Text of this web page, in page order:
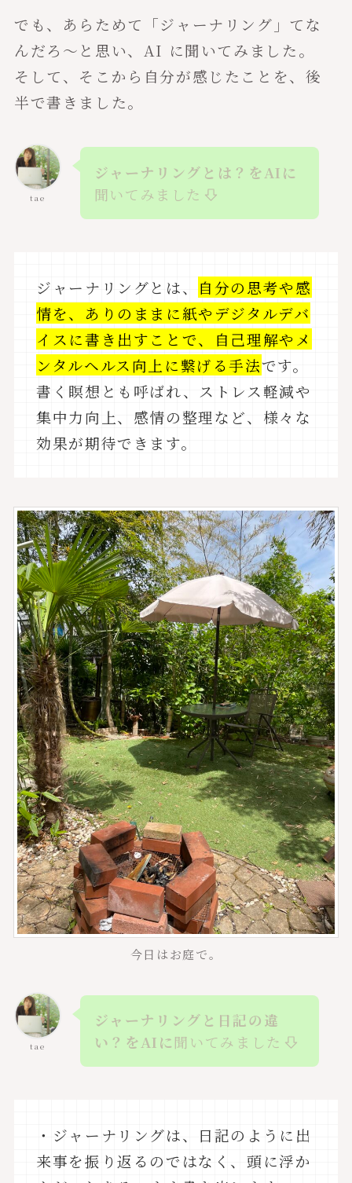
でも、あらためて「ジャーナリング」てな
んだろ〜と思い、AI に聞いてみました。
そして、そこから自分が感じたことを、後
半で書きました。
tae
ジャーナリングとは？をAIに
聞いてみました
ジャーナリングとは、
自分の思考や感
情を、ありのままに紙やデジタルデバ
イスに書き出すことで、自己理解やメ
ンタルヘルス向上に繋げる手法です。
書く瞑想とも呼ばれ、ストレス軽減や
集中力向上、感情の整理など、様々な
効果が期待できます。
今日はお庭で。
tae
ジャーナリングと日記の違
い？をAIに聞いてみました
・ジャーナリングは、日記のように出
来事を振り返るのではなく、頭に浮か